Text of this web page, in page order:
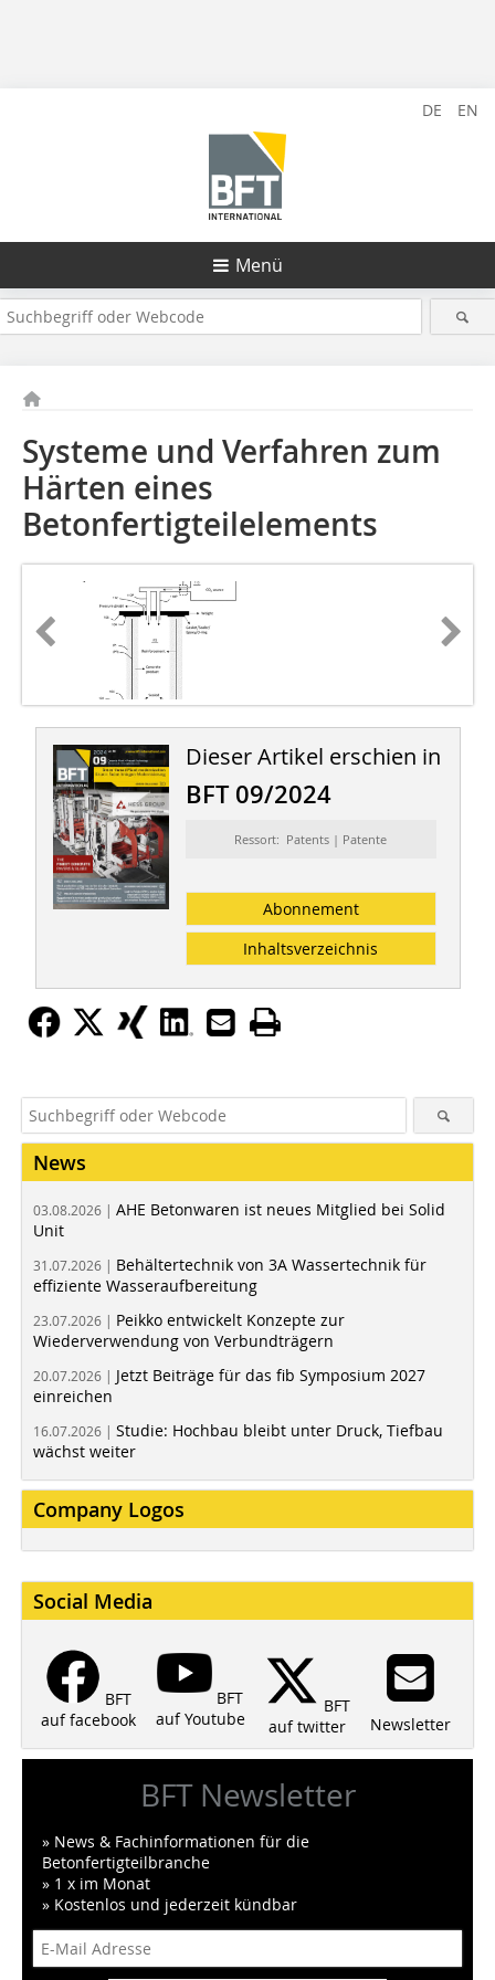
DE EN
Menü
Systeme und Verfahren zum
Härten eines
Betonfertigteilelements
Dieser Artikel erschien in
BFT 09/2024
Ressort: Patents | Patente
Abonnement
Inhaltsverzeichnis
News
03.08.2026 | AHE Betonwaren ist neues Mitglied bei Solid
Unit
31.07.2026 | Behältertechnik von 3A Wassertechnik für
effiziente Wasseraufbereitung
23.07.2026 | Peikko entwickelt Konzepte zur
Wiederverwendung von Verbundträgern
20.07.2026 | Jetzt Beiträge für das fib Symposium 2027
einreichen
16.07.2026 | Studie: Hochbau bleibt unter Druck, Tiefbau
wächst weiter
Company Logos
Social Media
BFT
auf facebook
BFT
auf Youtube
BFT
auf twitter
Newsletter
BFT Newsletter
» News & Fachinformationen für die
Betonfertigteilbranche
» 1 x im Monat
» Kostenlos und jederzeit kündbar